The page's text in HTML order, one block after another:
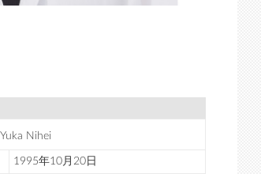
Yuka Nihei
1995年10月20日